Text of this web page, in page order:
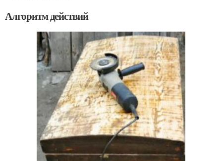
Алгоритм действий